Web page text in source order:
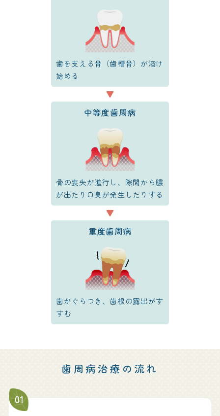
歯を支える骨（歯槽骨）が溶け
始める
中等度歯周病
骨の喪失が進行し、隙間から膿
が出たり口臭が発生したりする
重度歯周病
歯がぐらつき、歯根の露出がす
すむ
歯周病治療の流れ
01